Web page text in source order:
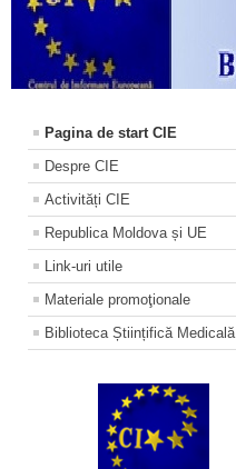
Pagina de start CIE
Despre CIE
Activități CIE
Republica Moldova și UE
Link-uri utile
Materiale promoţionale
Biblioteca Științifică Medicală